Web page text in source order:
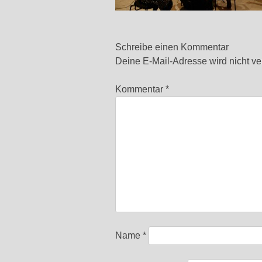
Schreibe einen Kommentar
Deine E-Mail-Adresse wird nicht
Kommentar *
Name *